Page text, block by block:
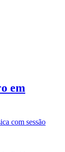
em
com sessão